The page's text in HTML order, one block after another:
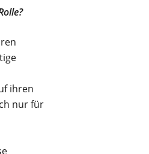
ihren
nur für